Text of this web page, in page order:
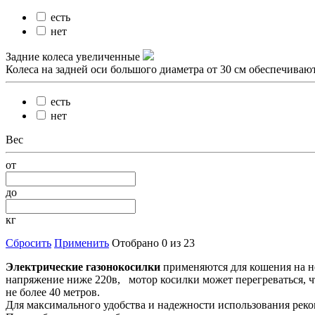
есть
нет
Задние колеса увеличенные
Колеса на задней оси большого диаметра от 30 см
есть
нет
Вес
от
до
кг
Сбросить Применить Отобрано 0 из 23
Электрические газонокосилки применяются для кошения на
напряжение ниже 220в, мотор косилки может
не более 40 метров.
Для максимального удобства и надежности использования